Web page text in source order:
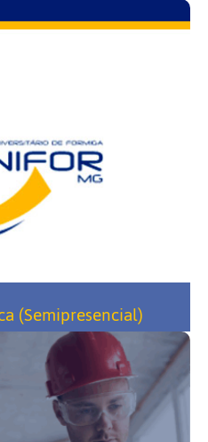
(Semipresencial)